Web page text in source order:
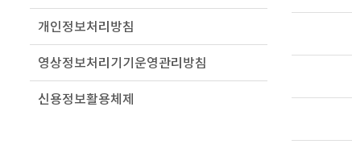
개인정보처리방침
영상정보처리기기운영관리방침
신용정보활용체제